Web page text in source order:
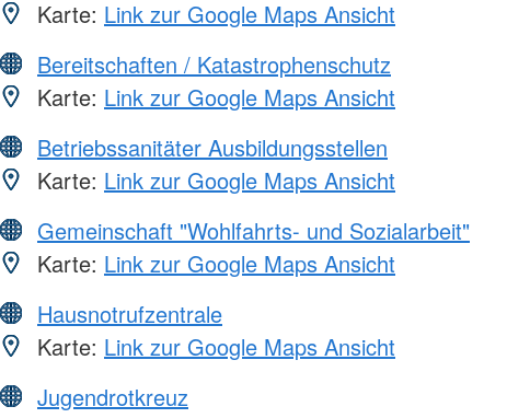
Karte: Link zur Google Maps Ansicht
Bereitschaften / Katastrophenschutz
Karte: Link zur Google Maps Ansicht
Betriebssanitäter Ausbildungsstellen
Karte: Link zur Google Maps Ansicht
Gemeinschaft "Wohlfahrts- und Sozialarbeit"
Karte: Link zur Google Maps Ansicht
Hausnotrufzentrale
Karte: Link zur Google Maps Ansicht
Jugendrotkreuz